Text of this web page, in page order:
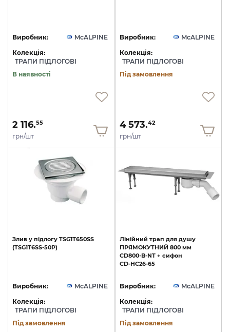
Виробник:
McALPINE
Колекція:
ТРАПИ ПІДЛОГОВІ
В наявності
2 116.55
грн/шт
Виробник:
McALPINE
Колекція:
ТРАПИ ПІДЛОГОВІ
Під замовлення
4 573.42
грн/шт
Злив у підлогу TSG1Т650SS
(TSG1T6SS-50P)
Виробник:
McALPINE
Колекція:
ТРАПИ ПІДЛОГОВІ
Під замовлення
Лінійний трап для душу
ПРЯМОКУТНИЙ 800 мм
CD800-B-NT + сифон
CD-HC26-65
Виробник:
McALPINE
Колекція:
ТРАПИ ПІДЛОГОВІ
Під замовлення